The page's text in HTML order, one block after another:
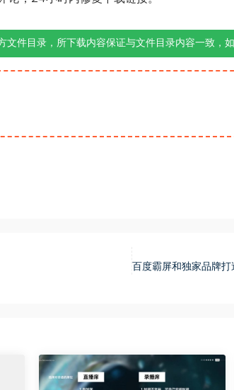
文件目录，所下载内容保证与文件目录内容一致，
百度霸屏和独家品牌